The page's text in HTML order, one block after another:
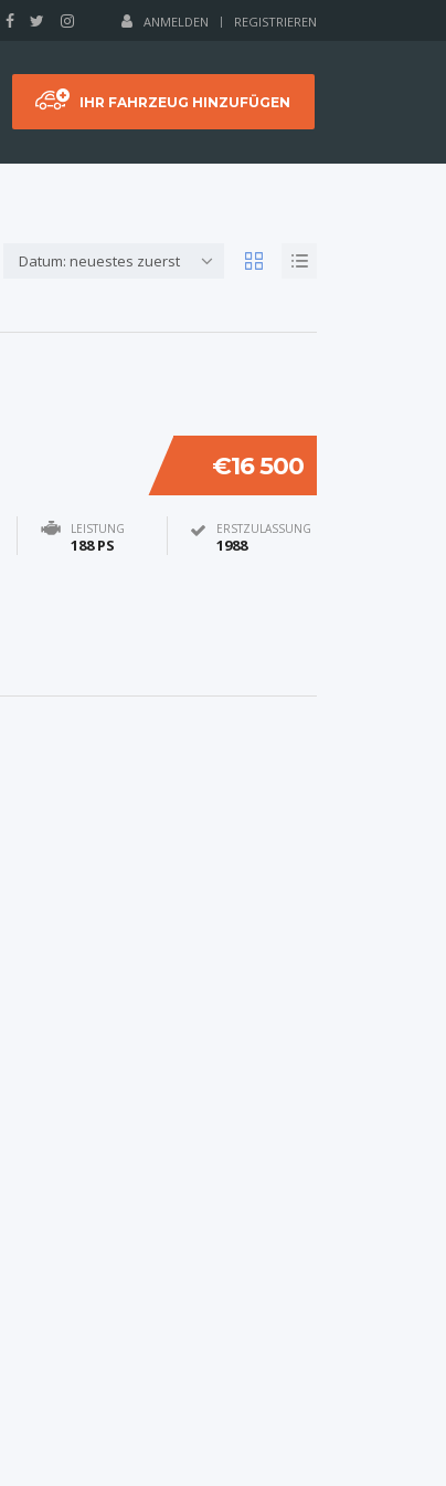
ANMELDEN REGISTRIEREN
IHR FAHRZEUG HINZUFÜGEN
Datum: neuestes zuerst
€16 500
LEISTUNG
188 PS
ERSTZULASSUNG
1988